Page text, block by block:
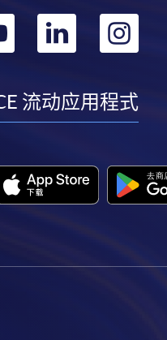
转
youtube
转 转
流动应用程式